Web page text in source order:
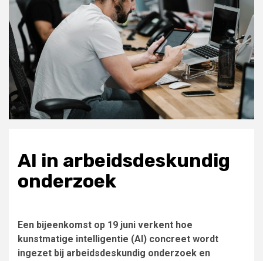
AI in arbeidsdeskundig
onderzoek
Een bijeenkomst op 19 juni verkent hoe
kunstmatige intelligentie (AI) concreet wordt
ingezet bij arbeidsdeskundig onderzoek en